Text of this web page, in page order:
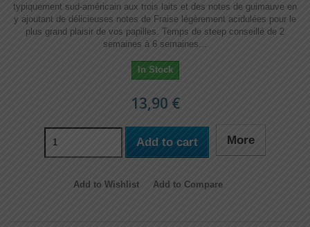
typiquement sud-américain aux trois laits et des notes de guimauve en
y ajoutant de délicieuses notes de Fraise légèrement acidulées pour le
plus grand plaisir de vos papilles. Temps de steep conseillé de 2
semaines à 6 semaines...
In Stock
13,90 €
Add to cart More
Add to Wishlist Add to Compare